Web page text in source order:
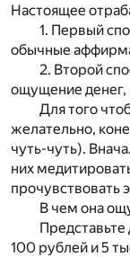
Настоящее
1. Первый
обычные
2. Второй
ощущение денег,
Для того
желательно,
чуть-чуть).
них
прочувствовать
В чем она
Представьте
100 рублей и 5